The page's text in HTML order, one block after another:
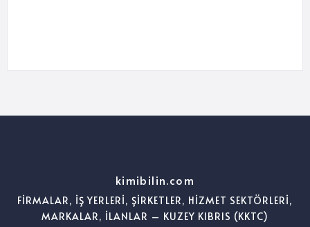
kimibilin.com
FİRMALAR, İŞ YERLERİ, ŞİRKETLER, HİZMET SEKTÖRLERİ,
MARKALAR, İLANLAR – KUZEY KIBRIS (KKTC)